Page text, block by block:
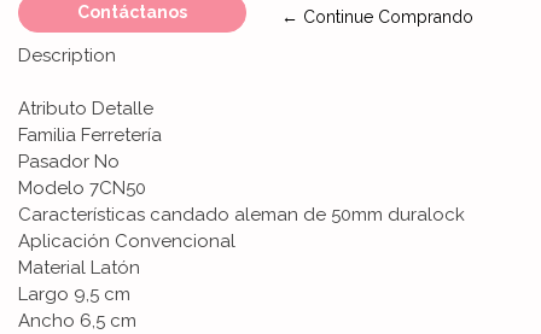
Contáctanos ← Continue Comprando
Description
Atributo Detalle
Familia Ferretería
Pasador No
Modelo 7CN50
Características candado aleman de 50mm duralock
Aplicación Convencional
Material Latón
Largo 9,5 cm
Ancho 6,5 cm